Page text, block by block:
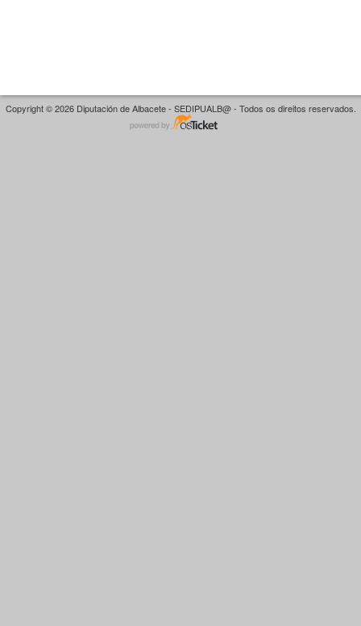
Copyright © 2026 Diputación de Albacete - SEDIPUALB@ - Todos os direitos reservados.